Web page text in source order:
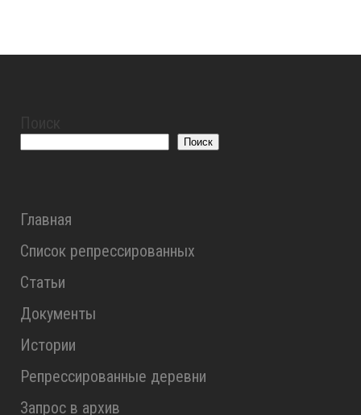
Поиск
Главная
Список репрессированных
Статьи
Документы
Истории
Репрессированные деревни
Запрос в архив